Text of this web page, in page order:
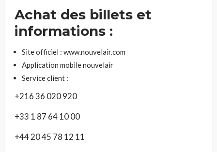
Achat des billets et
informations :
Site officiel : www.nouvelair.com
Application mobile nouvelair
Service client :
+216 36 020 920
+33 1 87 64 10 00
+44 20 45 78 12 11